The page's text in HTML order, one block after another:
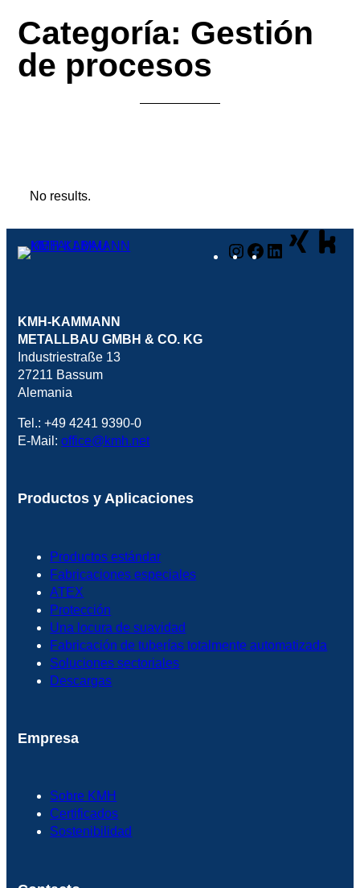
Categoría: Gestión
de procesos
No results.
Instagram
Facebook
LinkedIn
KMH-KAMMANN
METALLBAU GMBH & CO. KG
Industriestraße 13
27211 Bassum
Alemania
Tel.: +49 4241 9390-0
E-Mail:office@kmh.net
Productos y Aplicaciones
Productos estándar
Fabricaciones especiales
ATEX
Protección
Una locura de suavidad
Fabricación de tuberías totalmente automatizada
Soluciones sectoriales
Descargas
Empresa
Sobre KMH
Certificados
Sostenibilidad